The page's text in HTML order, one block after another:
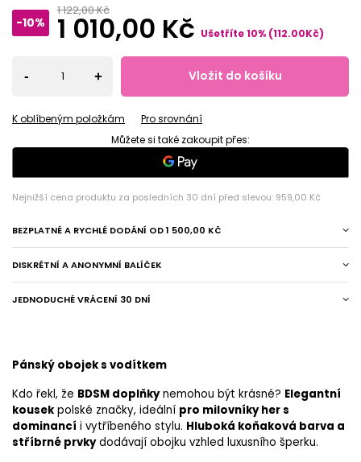
-10%
1 122,00 Kč
1 010,00 Kč Ušetříte10% (112.00Kč)
- + Vložit do košíku
K oblíbeným položkám
Pro srovnání
Můžete si také zakoupit přes:
Nejnižší cena produktu za posledních 30 dní před slevou: 959,00 Kč
BEZPLATNÉ A RYCHLÉ DODÁNÍ OD1 500,00 KČ
DISKRÉTNÍ A ANONYMNÍ BALÍČEK
JEDNODUCHÉ VRÁCENÍ 30 DNÍ
Pánský obojek s vodítkem
Kdo řekl, že BDSM doplňkynemohou být krásné? Elegantní
kousekpolské značky, ideální pro milovníky her s
dominancí i vytříbeného stylu. Hluboká koňaková barva a
stříbrné prvkydodávají obojku vzhled luxusního šperku.